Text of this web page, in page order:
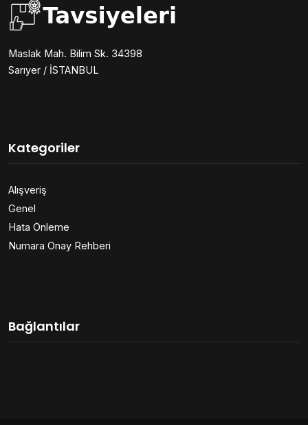
Maslak Mah. Bilim Sk. 34398
Sarıyer / İSTANBUL
Kategoriler
Alışveriş
Genel
Hata Önleme
Numara Onay Rehberi
Bağlantılar